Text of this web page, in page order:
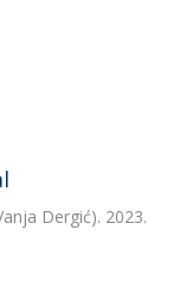
Dergić). 2023.